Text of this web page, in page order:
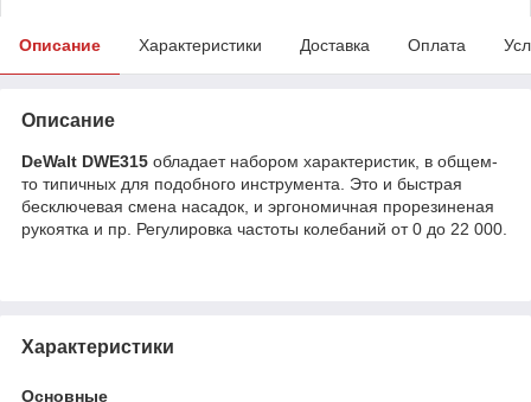
Описание Характеристики Доставка Оплата
Описание
DeWalt DWE315 обладает набором характеристик, в общем-
то типичных для подобного инструмента. Это и быстрая
бесключевая смена насадок, и эргономичная прорезиненая
рукоятка и пр. Регулировка частоты колебаний от 0 до 22 000.
Характеристики
Основные